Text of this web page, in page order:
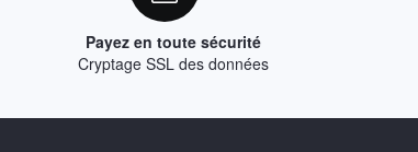
Payez en toute sécurité
Cryptage SSL des données